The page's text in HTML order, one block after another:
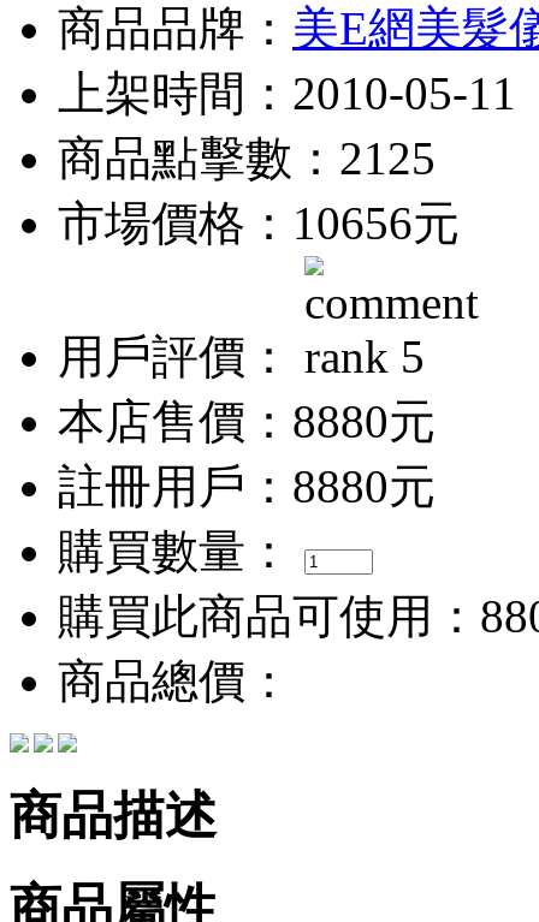
商品品牌： 美E網美髮
上架時間：2010-05-11
商品點擊數：2125
市場價格： 10656元
用戶評價：
本店售價： 8880元
註冊用戶： 8880元
購買數量：
購買此商品可使用：
商品總價：
商品描述
商品屬性